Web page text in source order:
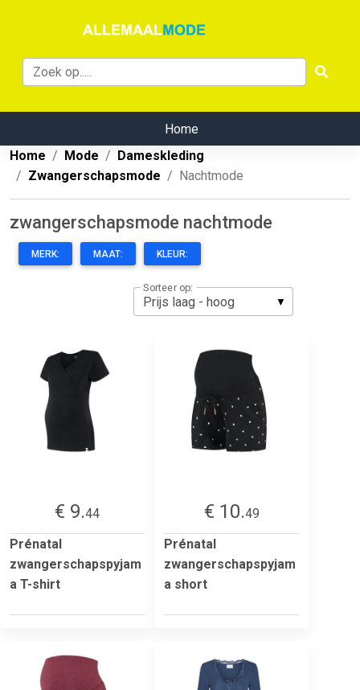
Home
Home
Mode
Dameskleding
Zwangerschapsmode
Nachtmode
zwangerschapsmode nachtmode
MERK: MAAT: KLEUR:
Sorteer op:
€ 9.44
Prénatal
zwangerschapspyjam
a T-shirt
€ 10.49
Prénatal
zwangerschapspyjam
a short